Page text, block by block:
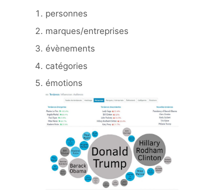
personnes
marques/entreprises
évènements
catégories
émotions